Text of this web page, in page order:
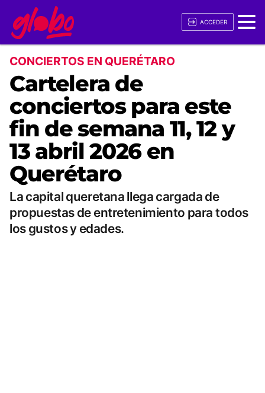
ACCEDER
CONCIERTOS EN QUERÉTARO
Cartelera de
conciertos para este
fin de semana 11, 12 y
13 abril 2026 en
Querétaro
La capital queretana llega cargada de
propuestas de entretenimiento para todos
los gustos y edades.